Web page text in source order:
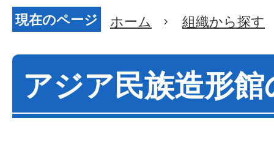
現在のページ ホーム 組織から探す
アジア民族造形